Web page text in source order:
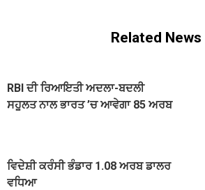
Related News
RBI ਦੀ ਰਿਆਇਤੀ ਅਦਲਾ-ਬਦਲੀ
ਸਹੂਲਤ ਨਾਲ ਭਾਰਤ ’ਚ ਆਵੇਗਾ 85 ਅਰਬ
ਵਿਦੇਸ਼ੀ ਕਰੰਸੀ ਭੰਡਾਰ 1.08 ਅਰਬ ਡਾਲਰ
ਵਧਿਆ